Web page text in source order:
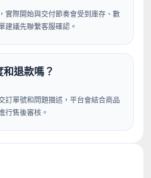
實際開始與交付節奏會受到庫存、數
建議先聯繫客服確認。
退款嗎？
訂單號和問題描述，平台會結合商品
行售後審核。